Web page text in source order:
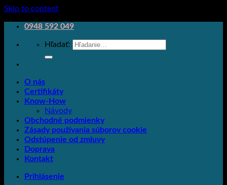
Skip to content
0948 592 049
Hľadať:
O nás
Certifikáty
Know-How
Návody
Obchodné podmienky
Zásady používania súborov cookie
Odstúpenie od zmluvy
Doprava
Kontakt
Prihlásenie